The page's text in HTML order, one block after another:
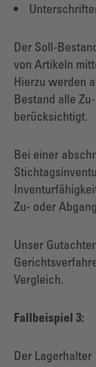
•
Der Soll-
von Artikeln
Hierzu werden
Bestand alle
berücksichtigt.
Bei einer
Zu- oder
Unser
Vergleich.
Fallbeispiel 3:
Der